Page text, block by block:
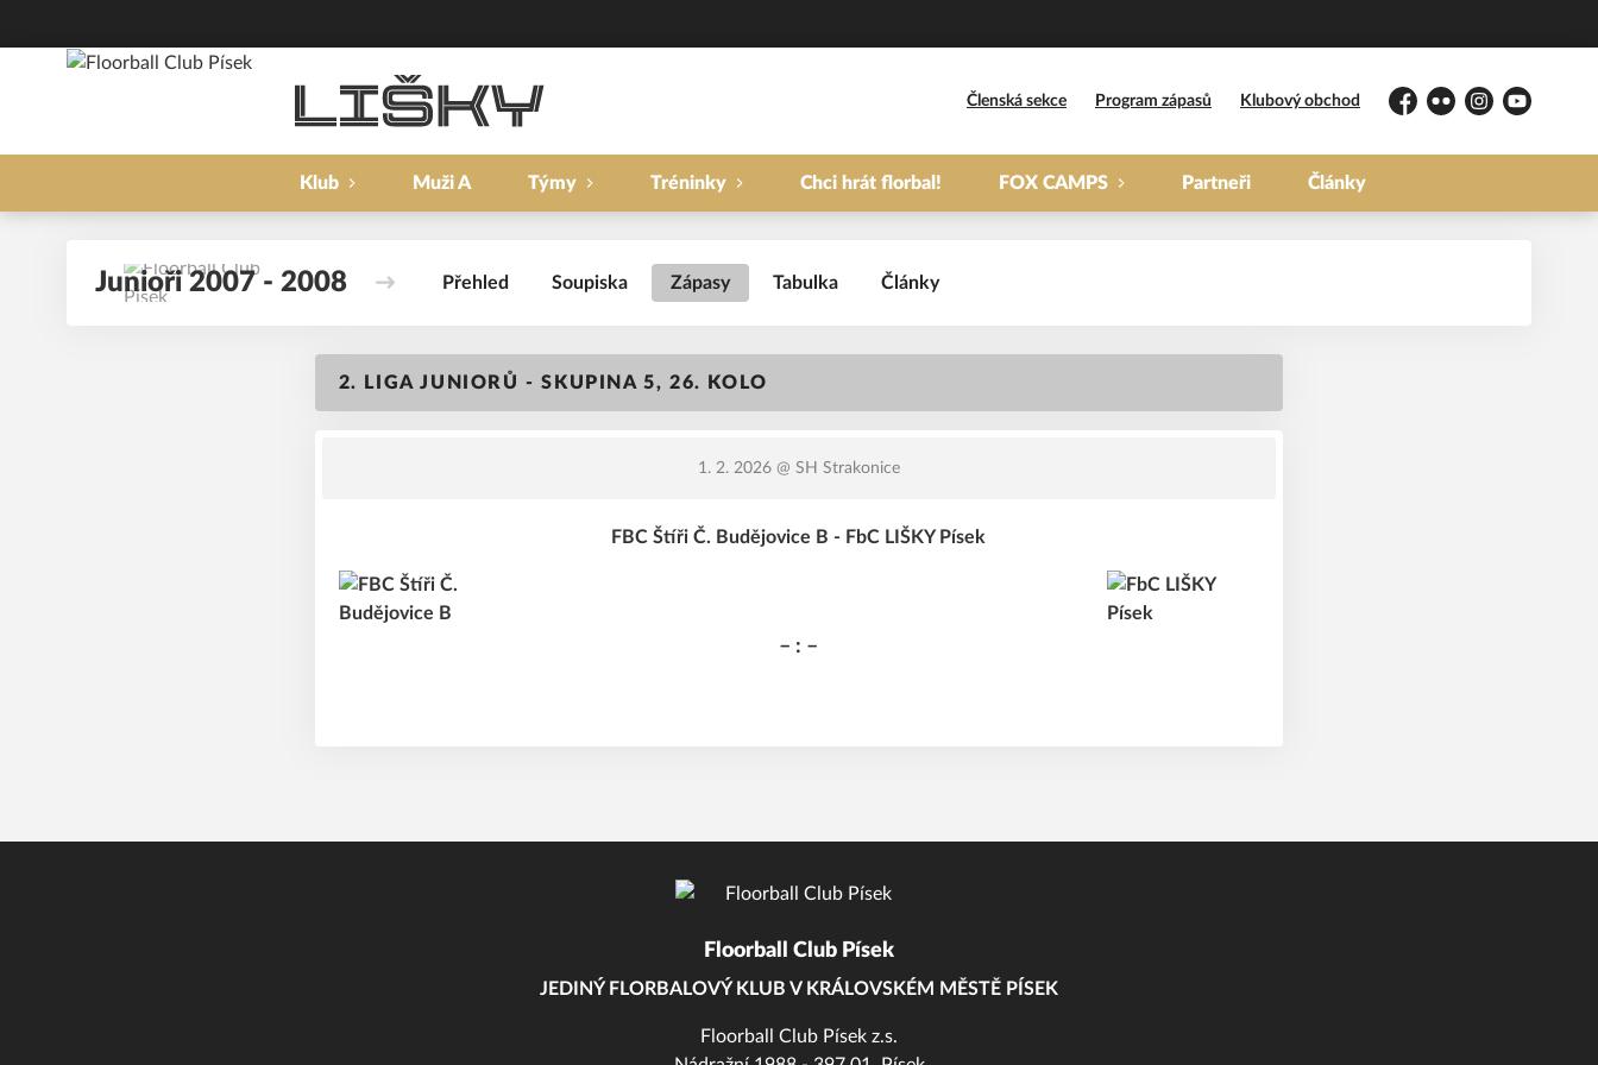
Členská sekce Program zápasů Klubový obchod
Facebook
FlickrInstagramYouTube
Klub Muži A Týmy Tréninky Chci hrát florbal! FOX CAMPS Partneři Články
Junioři 2007 - 2008 Přehled Soupiska Zápasy Tabulka Články
2. LIGA JUNIORŮ - SKUPINA 5, 26. KOLO
1. 2. 2026@ SH Strakonice
FBC Štíři Č. Budějovice B - FbC LIŠKY Písek
– : –
Floorball Club Písek
JEDINÝ FLORBALOVÝ KLUB V KRÁLOVSKÉM MĚSTĚ PÍSEK
Floorball Club Písek z.s.